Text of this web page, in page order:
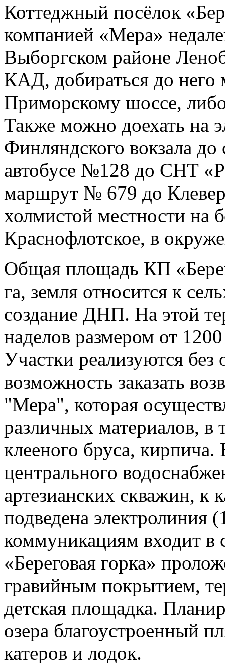
Коттеджный посёлок
компанией «Мера»
Выборгском районе
КАД, добираться до него
Приморскому шоссе,
Также можно доехать на
Финляндского вокзала до
автобусе №128 до СНТ
маршрут № 679 до
холмистой местности на
Краснофлотское, в
Общая площадь КП
га, земля относится к
создание ДНП. На этой
наделов размером от
Участки реализуются без
возможность заказать
"Мера", которая
различных материалов, в
клееного бруса, кирпича.
центрального
артезианских скважин,
подведена
коммуникациям входит
«Береговая горка»
гравийным покрытием,
детская площадка.
озера благоустроенный
катеров и лодок.